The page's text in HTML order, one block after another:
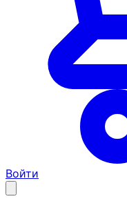
Войти